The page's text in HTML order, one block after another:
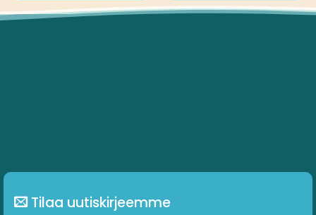
on
Tilaa uutiskirjeemme